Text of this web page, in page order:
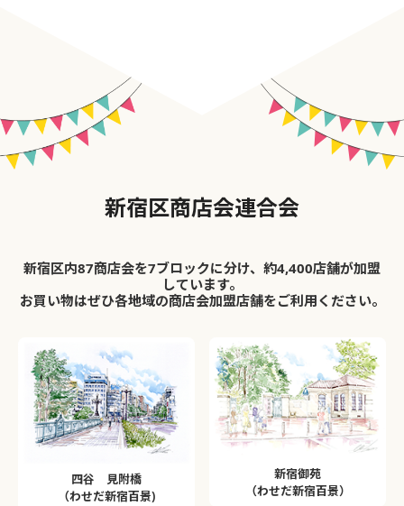
新宿区商店会連合会
新宿区内87商店会を7ブロックに分け、約4,400店舗が加盟
しています。
お買い物はぜひ各地域の商店会加盟店舗をご利用ください。
四谷 見附橋
（わせだ新宿百景)
新宿御苑
（わせだ新宿百景）